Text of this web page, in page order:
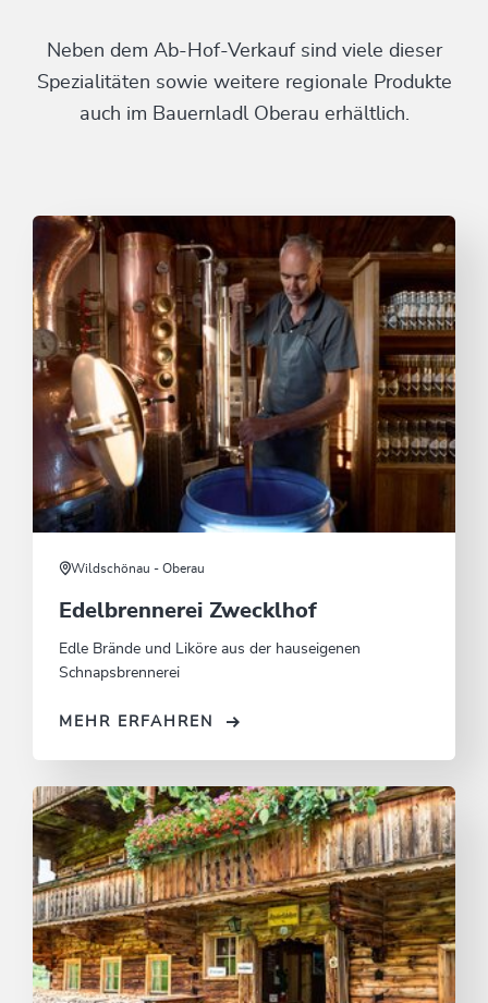
Neben dem Ab-Hof-Verkauf sind viele dieser
Spezialitäten sowie weitere regionale Produkte
auch im Bauernladl Oberau erhältlich.
Wildschönau - Oberau
Edelbrennerei Zwecklhof
Edle Brände und Liköre aus der hauseigenen
Schnapsbrennerei
MEHR ERFAHREN